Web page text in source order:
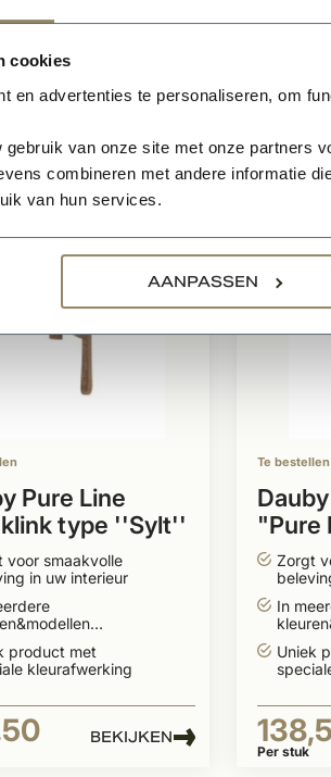
cookies
en advertenties te personaliseren, om
van onze site met onze partners
combineren met andere informatie
van hun services.
AANPASSEN
materiaal
Pure Line
type ''Sylt''
gepolijst
voor smaakvolle
in uw interieur
product met
kleurafwerking
BEKIJKEN
Te bestellen
"Pure
brons
Zorgt
In
Uniek
Per stuk